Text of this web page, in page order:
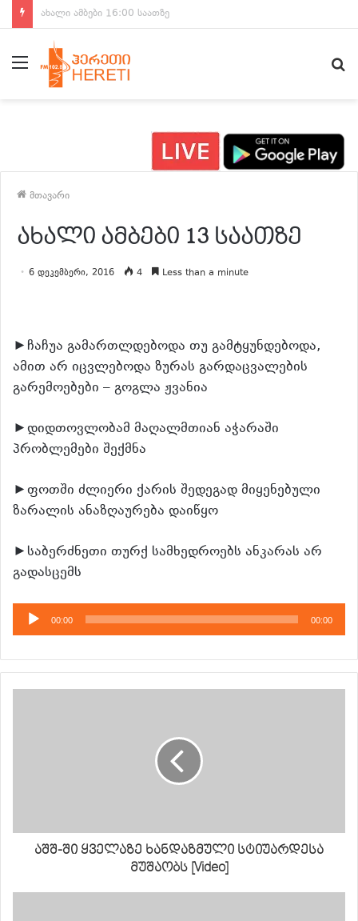
ახალი ამბები 15:00 საათზე
მენიუ
მთავარი
ახალი ამბები 13 საათზე
6 დეკემბერი, 2016 4 Less than a minute
►ჩაჩუა გამართლდებოდა თუ გამტყუნდებოდა,
ამით არ იცვლებოდა ზურას გარდაცვალების
გარემოებები – გოგლა ჟვანია
►დიდთოვლობამ მაღალმთიან აჭარაში
პრობლემები შექმნა
►ფოთში ძლიერი ქარის შედეგად მიყენებული
ზარალის ანაზღაურება დაიწყო
►საბერძნეთი თურქ სამხედროებს ანკარას არ
გადასცემს
აუდიო
დამკვრელი
00:00 00:00
აშშ-ში ყველაზე ხანდაზმული სტიუარდესა
მუშაობს [Video]